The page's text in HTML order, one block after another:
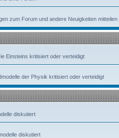
zum Forum und andere Neuigkeiten mitteilen
Einsteins kritisiert oder verteidigt
der Physik kritisiert oder verteidigt
diskutiert
diskutiert